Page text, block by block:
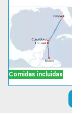
Comidas incluidas